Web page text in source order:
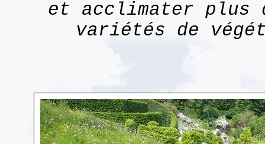
et acclimater plus
variétés de